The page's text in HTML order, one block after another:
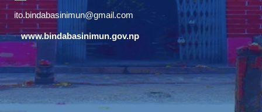
ito.bindabasinimun@gmail.com
www.bindabasinimun.gov.np